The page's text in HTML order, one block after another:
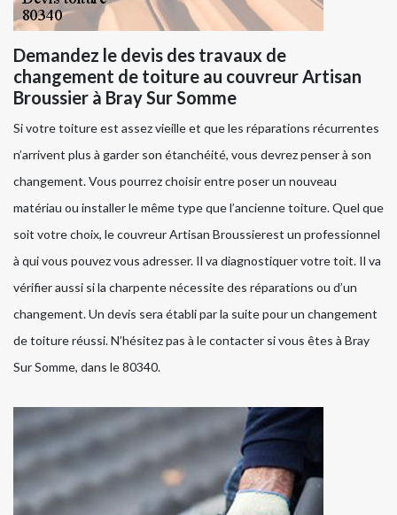
Demandez le devis des travaux de
changement de toiture au couvreur Artisan
Broussier à Bray Sur Somme
Si votre toiture est assez vieille et que les réparations récurrentes
n’arrivent plus à garder son étanchéité, vous devrez penser à son
changement. Vous pourrez choisir entre poser un nouveau
matériau ou installer le même type que l’ancienne toiture. Quel que
soit votre choix, le couvreur Artisan Broussierest un professionnel
à qui vous pouvez vous adresser. Il va diagnostiquer votre toit. Il va
vérifier aussi si la charpente nécessite des réparations ou d’un
changement. Un devis sera établi par la suite pour un changement
de toiture réussi. N’hésitez pas à le contacter si vous êtes à Bray
Sur Somme, dans le 80340.